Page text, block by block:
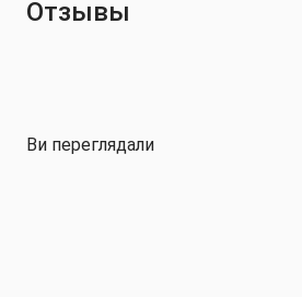
В комплекте с шлемом идет
Отзывы
Ви переглядали